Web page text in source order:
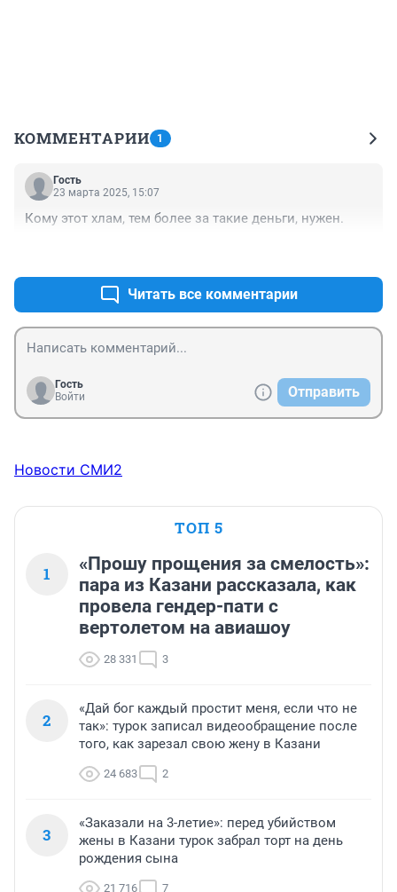
КОММЕНТАРИИ 1
Гость
23 марта 2025, 15:07
Кому этот хлам, тем более за такие деньги, нужен.
Читать все комментарии
Гость
Войти
Отправить
Новости СМИ2
ТОП 5
1
«Прошу прощения за смелость»:
пара из Казани рассказала, как
провела гендер-пати с
вертолетом на авиашоу
28 331 3
2
«Дай бог каждый простит меня, если что не
так»: турок записал видеообращение после
того, как зарезал свою жену в Казани
24 683 2
3
«Заказали на 3-летие»: перед убийством
жены в Казани турок забрал торт на день
рождения сына
21 716 7